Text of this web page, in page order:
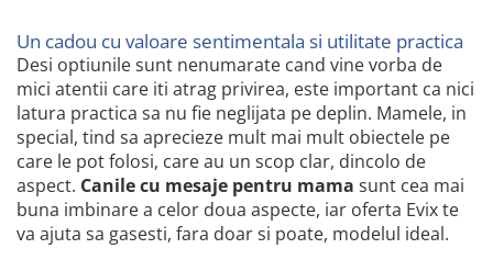
Un cadou cu valoare sentimentala si utilitate practica
Desi optiunile sunt nenumarate cand vine vorba de
mici atentii care iti atrag privirea, este important ca nici
latura practica sa nu fie neglijata pe deplin. Mamele, in
special, tind sa aprecieze mult mai mult obiectele pe
care le pot folosi, care au un scop clar, dincolo de
aspect. Canile cu mesaje pentru mama sunt cea mai
buna imbinare a celor doua aspecte, iar oferta Evix te
va ajuta sa gasesti, fara doar si poate, modelul ideal.